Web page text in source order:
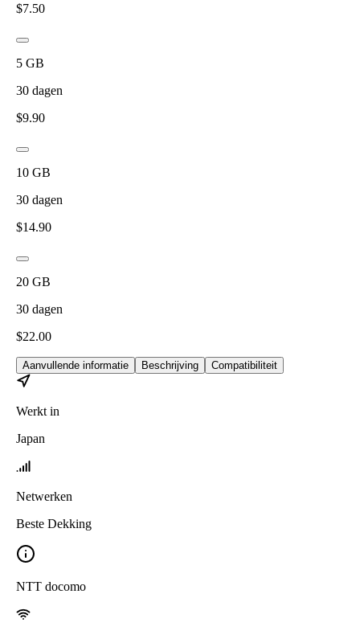
$7.50
5 GB
30 dagen
$9.90
10 GB
30 dagen
$14.90
20 GB
30 dagen
$22.00
Aanvullende informatie Beschrijving Compatibiliteit
Werkt in
Japan
Netwerken
Beste Dekking
NTT docomo